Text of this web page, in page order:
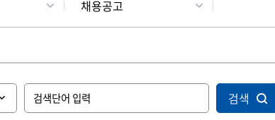
채용공고
검색